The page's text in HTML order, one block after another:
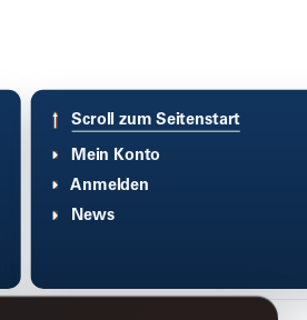
Scroll zum Seitenstart
Mein Konto
Anmelden
News